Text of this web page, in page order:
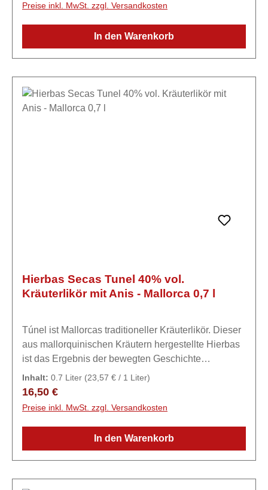
Aromapflanzen (Orangenblatt, Zitronenblatt,
Zitronenverbene, Fenchel, Rosmarin, Kamille und
Ergebnis bester Familientradition gepaart mit der
Leidenschaft, Qualitätsprodukte anzubieten. Es wird
aus verschiedenen mediterranen Kräutern
Preise inkl. MwSt. zzgl. Versandkosten
In den Warenkorb
Hierbas Secas Tunel 40% vol.
Kräuterlikör mit Anis - Mallorca 0,7 l
Túnel ist Mallorcas traditioneller Kräuterlikör. Dieser
aus mallorquinischen Kräutern hergestellte Hierbas
ist das Ergebnis der bewegten Geschichte
Mallorcas.ExpertiseMit intensivem, trockenem
Kräutergeschmack. Er eignet sich hervorragend als
Inhalt: 0.7 Liter (23,57 € / 1 Liter)
Regulärer Preis:
16,50 €
Preise inkl. MwSt. zzgl. Versandkosten
In den Warenkorb